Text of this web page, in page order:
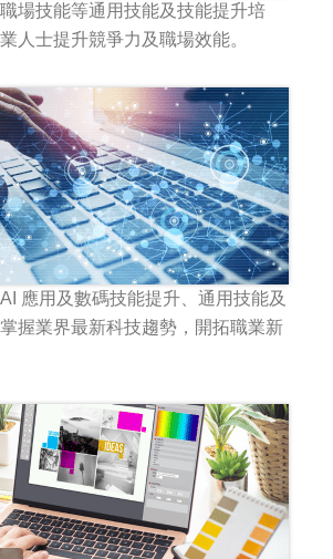
場技能等通用技能及技能提升培
人士提升競爭力及職場效能。
應用及數碼技能提升、通用技能及
握業界最新科技趨勢，開拓職業新